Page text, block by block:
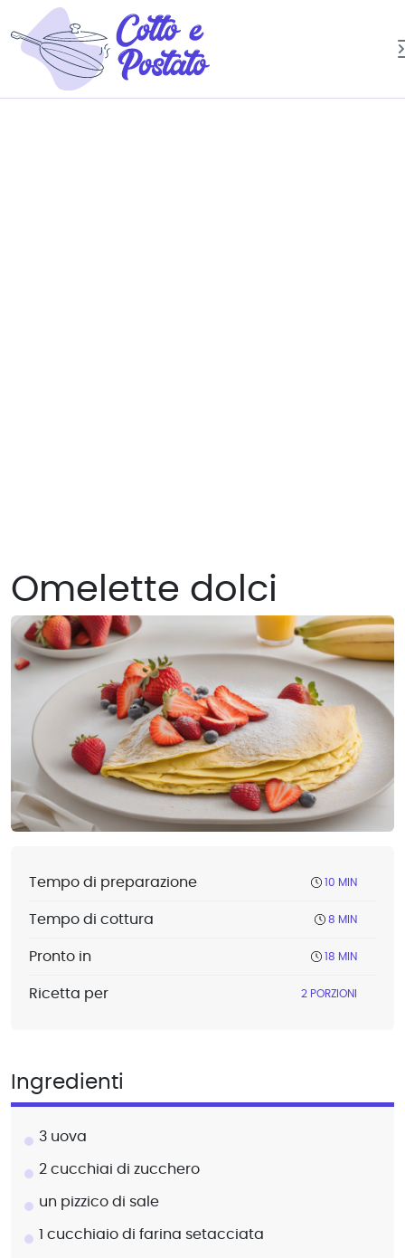
Omelette dolci
Tempo di preparazione 10 MIN
Tempo di cottura 8 MIN
Pronto in 18 MIN
Ricetta per 2 PORZIONI
Ingredienti
3 uova
2 cucchiai di zucchero
un pizzico di sale
1 cucchiaio di farina setacciata